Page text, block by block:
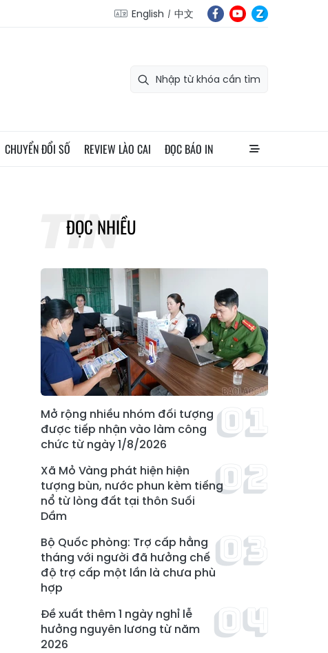
English 中文
CHUYỂN ĐỔI SỐ REVIEW LÀO CAI ĐỌC BÁO IN
ĐỌC NHIỀU
Mở rộng nhiều nhóm đối tượng
được tiếp nhận vào làm công
chức từ ngày 1/8/2026
Xã Mỏ Vàng phát hiện hiện
tượng bùn, nước phun kèm tiếng
nổ từ lòng đất tại thôn Suối
Dầm
Bộ Quốc phòng: Trợ cấp hằng
tháng với người đã hưởng chế
độ trợ cấp một lần là chưa phù
hợp
Đề xuất thêm 1 ngày nghỉ lễ
hưởng nguyên lương từ năm
2026